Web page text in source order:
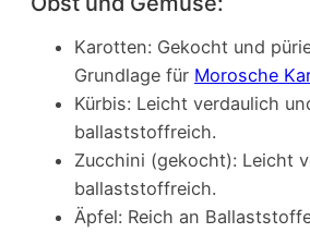
Karotten: Gekocht und
Grundlage für Morosche
Kürbis: Leicht verdaulich
ballaststoffreich.
Zucchini (gekocht): Leicht
ballaststoffreich.
Äpfel: Reich an